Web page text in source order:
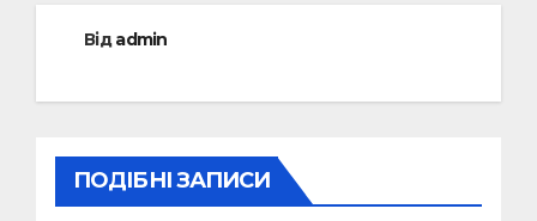
Відadmin
ПОДІБНІ ЗАПИСИ